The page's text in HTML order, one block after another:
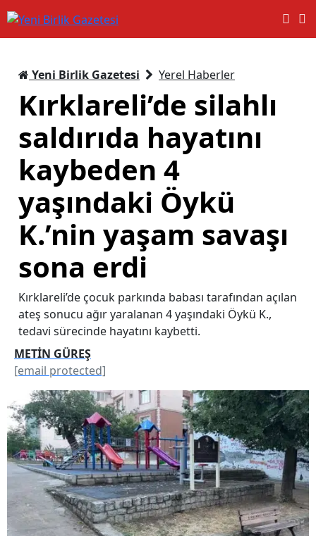
Yeni Birlik Gazetesi Yerel Haberler
Kırklareli’de silahlı
saldırıda hayatını
kaybeden 4
yaşındaki Öykü
K.’nin yaşam savaşı
sona erdi
Kırklareli’de çocuk parkında babası tarafından açılan
ateş sonucu ağır yaralanan 4 yaşındaki Öykü K.,
tedavi sürecinde hayatını kaybetti.
METİN GÜREŞ
[email protected]